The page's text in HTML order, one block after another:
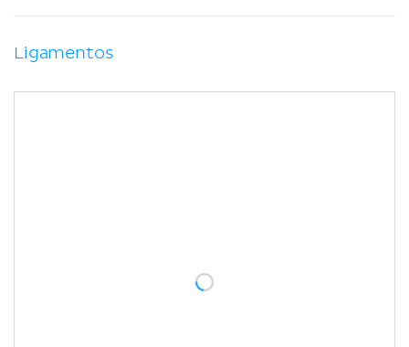
Ligamentos